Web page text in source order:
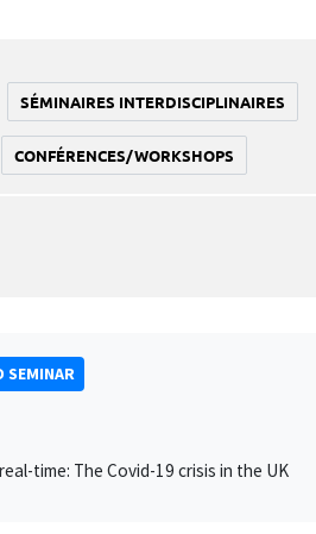
SÉMINAIRES INTERDISCIPLINAIRES
CONFÉRENCES/WORKSHOPS
SEMINAR
time: The Covid-19 crisis in the UK